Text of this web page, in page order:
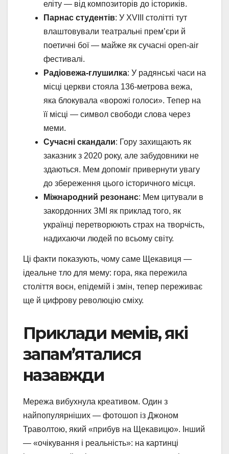
еліту — від композиторів до істориків.
Парнас студентів: У XVIII столітті тут
влаштовували театральні прем’єри й
поетичні бої — майже як сучасні open-air
фестивалі.
Радіовежа-глушилка: У радянські часи на
місці церкви стояла 136-метрова вежа,
яка блокувала «ворожі голоси». Тепер на
її місці — символ свободи слова через
меми.
Сучасні скандали: Гору захищають як
заказник з 2020 року, але забудовники не
здаються. Мем допоміг привернути увагу
до збереження цього історичного місця.
Міжнародний резонанс: Мем цитували в
закордонних ЗМІ як приклад того, як
українці перетворюють страх на творчість,
надихаючи людей по всьому світу.
Ці факти показують, чому саме Щекавиця —
ідеальне тло для мему: гора, яка пережила
століття воєн, епідемій і змін, тепер переживає
ще й цифрову революцію сміху.
Приклади мемів, які
запам’яталися
назавжди
Мережа вибухнула креативом. Один з
найпопулярніших — фотошоп із Джоном
Траволтою, який «прибув на Щекавицю». Інший
— «очікування і реальність»: на картинці